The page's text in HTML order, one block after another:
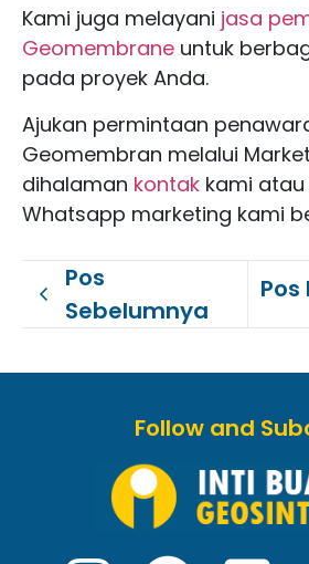
Kami juga melayani jasa
Geomembrane untuk
pada proyek Anda.
Ajukan permintaan
Geomembran melalui
dihalaman kontak kami
Whatsapp marketing kami
Pos
Sebelumnya
Follow and